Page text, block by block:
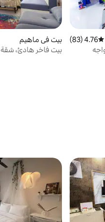
متوسط التقييم 4.76 من 5، 83 مراجعات
4.76 (83)
بيت في ماهيم
بيت فاخر هادئ، شقة 2BHK، مومباي